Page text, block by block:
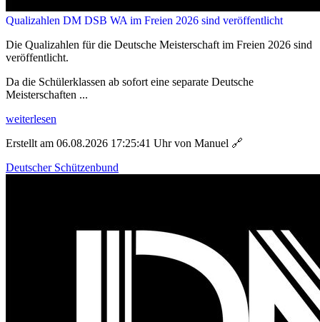
Qualizahlen DM DSB WA im Freien 2026 sind veröffentlicht
Die Qualizahlen für die Deutsche Meisterschaft im Freien 2026 sind
veröffentlicht.
Da die Schülerklassen ab sofort eine separate Deutsche
Meisterschaften ...
weiterlesen
Erstellt am 06.08.2026 17:25:41 Uhr von Manuel 🔗
Deutscher Schützenbund